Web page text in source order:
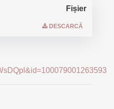
Fișier
DESCARCĂ